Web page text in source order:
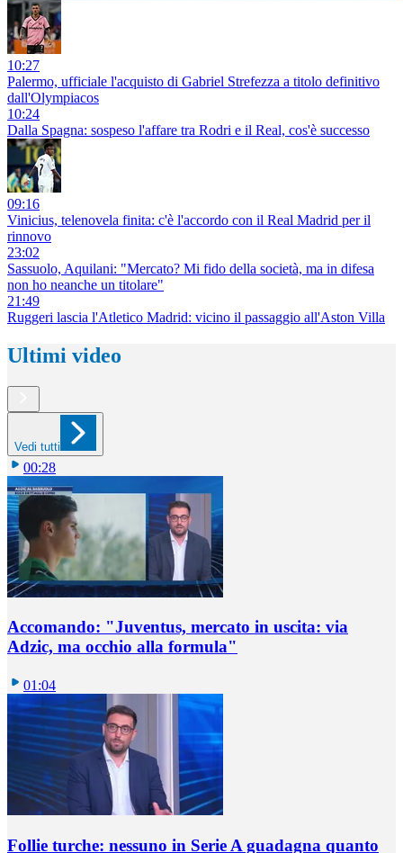
10:27
Palermo, ufficiale l'acquisto di Gabriel Strefezza a titolo definitivo
dall'Olympiacos
10:24
Dalla Spagna: sospeso l'affare tra Rodri e il Real, cos'è successo
09:16
Vinicius, telenovela finita: c'è l'accordo con il Real Madrid per il
rinnovo
23:02
Sassuolo, Aquilani: "Mercato? Mi fido della società, ma in difesa
non ho neanche un titolare"
21:49
Ruggeri lascia l'Atletico Madrid: vicino il passaggio all'Aston Villa
Ultimi video
Vedi tutti
00:28
Accomando: "Juventus, mercato in uscita: via
Adzic, ma occhio alla formula"
01:04
Follie turche: nessuno in Serie A guadagna quanto